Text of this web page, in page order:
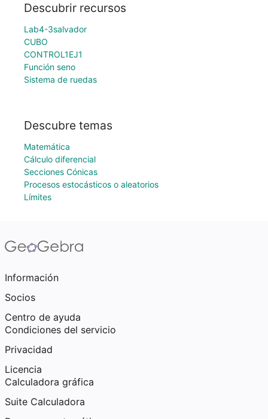
Descubrir recursos
Lab4-3salvador
CUBO
CONTROL1EJ1
Función seno
Sistema de ruedas
Descubre temas
Matemática
Cálculo diferencial
Secciones Cónicas
Procesos estocásticos o aleatorios
Límites
Información
Socios
Centro de ayuda
Condiciones del servicio
Privacidad
Licencia
Calculadora gráfica
Suite Calculadora